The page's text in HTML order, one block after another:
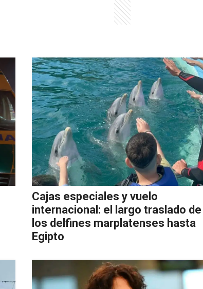
Cajas especiales y vuelo
internacional: el largo traslado de
los delfines marplatenses hasta
Egipto